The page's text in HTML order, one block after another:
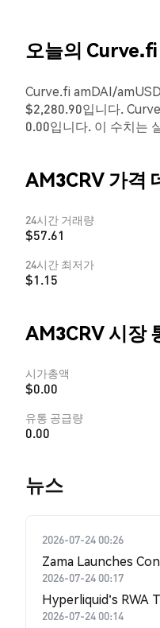
오늘의
Curve.fi amDAI/
$2,280.90입니다.
0.00입니다. 이 수치는
AM3CRV 가격
24시간 거래량
$57.61
24시간 최저가
$1.15
AM3CRV 시장
시가총액
$0.00
유통 공급량
0.00
뉴스
2026-07-24 00:26
Zama Launches
2026-07-24 00:17
Hyperliquid's RWA
2026-07-24 00:14